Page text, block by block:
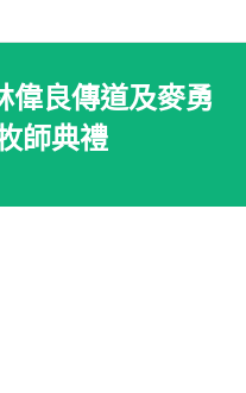
偉良傳道及麥勇
師典禮